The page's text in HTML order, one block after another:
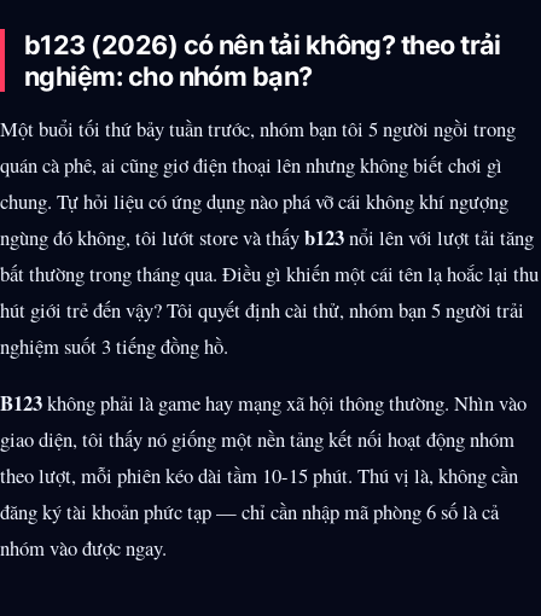
b123 (2026) có nên tải không? theo trải
nghiệm: cho nhóm bạn?
Một buổi tối thứ bảy tuần trước, nhóm bạn tôi 5 người ngồi trong
quán cà phê, ai cũng giơ điện thoại lên nhưng không biết chơi gì
chung. Tự hỏi liệu có ứng dụng nào phá vỡ cái không khí ngượng
ngùng đó không, tôi lướt store và thấyb123nổi lên với lượt tải tăng
bất thường trong tháng qua. Điều gì khiến một cái tên lạ hoắc lại thu
hút giới trẻ đến vậy? Tôi quyết định cài thử, nhóm bạn 5 người trải
nghiệm suốt 3 tiếng đồng hồ.
B123không phải là game hay mạng xã hội thông thường. Nhìn vào
giao diện, tôi thấy nó giống một nền tảng kết nối hoạt động nhóm
theo lượt, mỗi phiên kéo dài tầm 10-15 phút. Thú vị là, không cần
đăng ký tài khoản phức tạp — chỉ cần nhập mã phòng 6 số là cả
nhóm vào được ngay.